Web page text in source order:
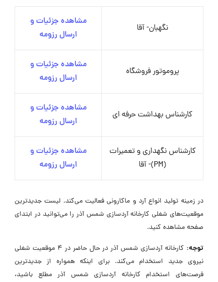
نگهبان- آقا
مشاهده جزئیات و
ارسال رزومه
پروموتور فروشگاه
مشاهده جزئیات و
ارسال رزومه
کارشناس بهداشت حرفه ای
مشاهده جزئیات و
ارسال رزومه
کارشناس نگهداری و تعمیرات
(PM)- آقا
مشاهده جزئیات و
ارسال رزومه
در زمینه تولید انواع آرد و ماکارونی فعالیت می‌کند. لیست جدیدترین
موقعیت‌های شغلی کارخانه آردسازی شمس آذر را می‌توانید در ابتدای
صفحه مشاهده کنید.
توجه:
کارخانه آردسازی شمس آذر در حال حاضر در ۴ موقعیت شغلی
نیروی جدید استخدام می‌کند. برای اینکه همواره از جدیدترین
فرصت‌های استخدام کارخانه آردسازی شمس آذر مطلع باشید،